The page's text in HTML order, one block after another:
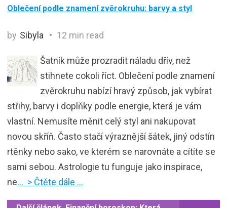
Oblečení podle znamení zvěrokruhu: barvy a styl
by Sibyla 12 min read
Šatník může prozradit náladu dřív, než
stihnete cokoli říct. Oblečení podle znamení
zvěrokruhu nabízí hravý způsob, jak vybírat
střihy, barvy i doplňky podle energie, která je vám
vlastní. Nemusíte měnit celý styl ani nakupovat
novou skříň. Často stačí výraznější šátek, jiný odstín
rtěnky nebo sako, ve kterém se narovnáte a cítíte se
sami sebou. Astrologie tu funguje jako inspirace,
ne… > Čtěte dále …